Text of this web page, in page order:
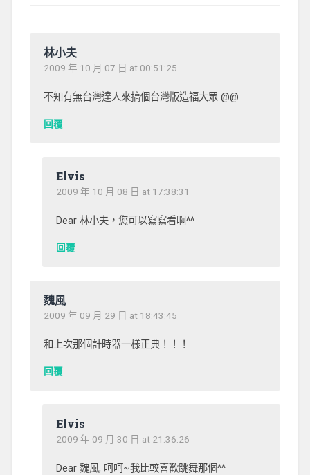
林小夫
2009 年 10 月 07 日 at 00:51:25
不知有無台灣達人來搞個台灣版造福大眾 @@
回覆
Elvis
2009 年 10 月 08 日 at 17:38:31
Dear 林小夫，您可以寫寫看啊^^
回覆
魏風
2009 年 09 月 29 日 at 18:43:45
和上次那個計時器一樣正典！！！
回覆
Elvis
2009 年 09 月 30 日 at 21:36:26
Dear 魏風, 呵呵~我比較喜歡跳舞那個^^